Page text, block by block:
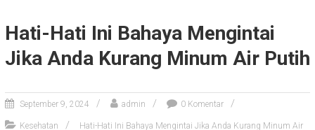
Hati-Hati Ini Bahaya Mengintai
Jika Anda Kurang Minum Air Putih
September 9, 2024 admin 0 Komentar
Kesehatan Hati-Hati Ini Bahaya Mengintai Jika Anda Kurang Minum Air